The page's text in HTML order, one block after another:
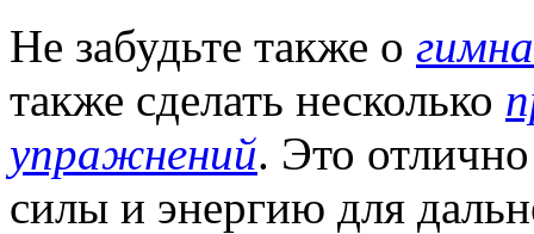
Не забудьте также о
также сделать несколько
упражнений. Это
силы и энергию для